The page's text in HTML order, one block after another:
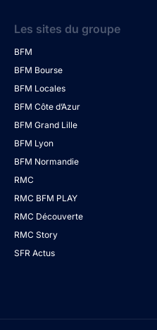
Les sites du groupe
BFM
BFM Bourse
BFM Locales
BFM Côte d’Azur
BFM Grand Lille
BFM Lyon
BFM Normandie
RMC
RMC BFM PLAY
RMC Découverte
RMC Story
SFR Actus